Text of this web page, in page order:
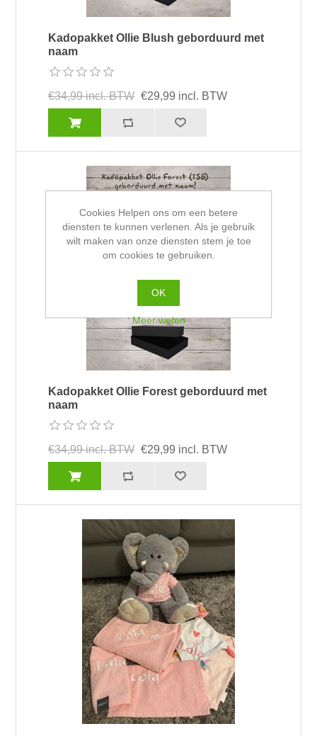
Kadopakket Ollie Blush geborduurd met
naam
€34,99 incl. BTW €29,99 incl. BTW
Kadopakket Ollie Forest geborduurd met
naam
€34,99 incl. BTW €29,99 incl. BTW
Cookies Helpen ons om een betere
diensten te kunnen verlenen. Als je gebruik
wilt maken van onze diensten stem je toe
om cookies te gebruiken.
OK
Meer weten